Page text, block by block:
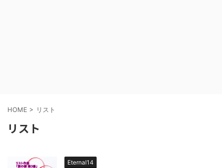
HOME > リスト
リスト
Eternal14